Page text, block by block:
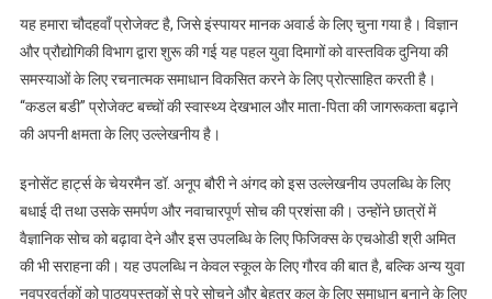
यह हमारा चौदहवाँ प्रोजेक्ट है, जिसे इंस्पायर मानक अवार्ड के लिए चुना गया है। विज्ञान
और प्रौद्योगिकी विभाग द्वारा शुरू की गई यह पहल युवा दिमागों को वास्तविक दुनिया की
समस्याओं के लिए रचनात्मक समाधान विकसित करने के लिए प्रोत्साहित करती है।
“कडल बडी” प्रोजेक्ट बच्चों की स्वास्थ्य देखभाल और माता-पिता की जागरूकता बढ़ाने
की अपनी क्षमता के लिए उल्लेखनीय है।
इनोसेंट हार्ट्स के चेयरमैन डॉ. अनूप बौरी ने अंगद को इस उल्लेखनीय उपलब्धि के लिए
बधाई दी तथा उसके समर्पण और नवाचारपूर्ण सोच की प्रशंसा की। उन्होंने छात्रों में
वैज्ञानिक सोच को बढ़ावा देने और इस उपलब्धि के लिए फिजिक्स के एचओडी श्री अमित
की भी सराहना की। यह उपलब्धि न केवल स्कूल के लिए गौरव की बात है, बल्कि अन्य युवा
नवप्रवर्तकों को पाठ्यपुस्तकों से परे सोचने और बेहतर कल के लिए समाधान बनाने के लिए